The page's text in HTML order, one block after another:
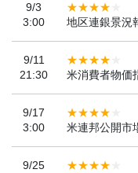
9/3
3:00
地区連銀景況
9/11
21:30
米消費者物価
9/17
3:00
米連邦公開市
9/25